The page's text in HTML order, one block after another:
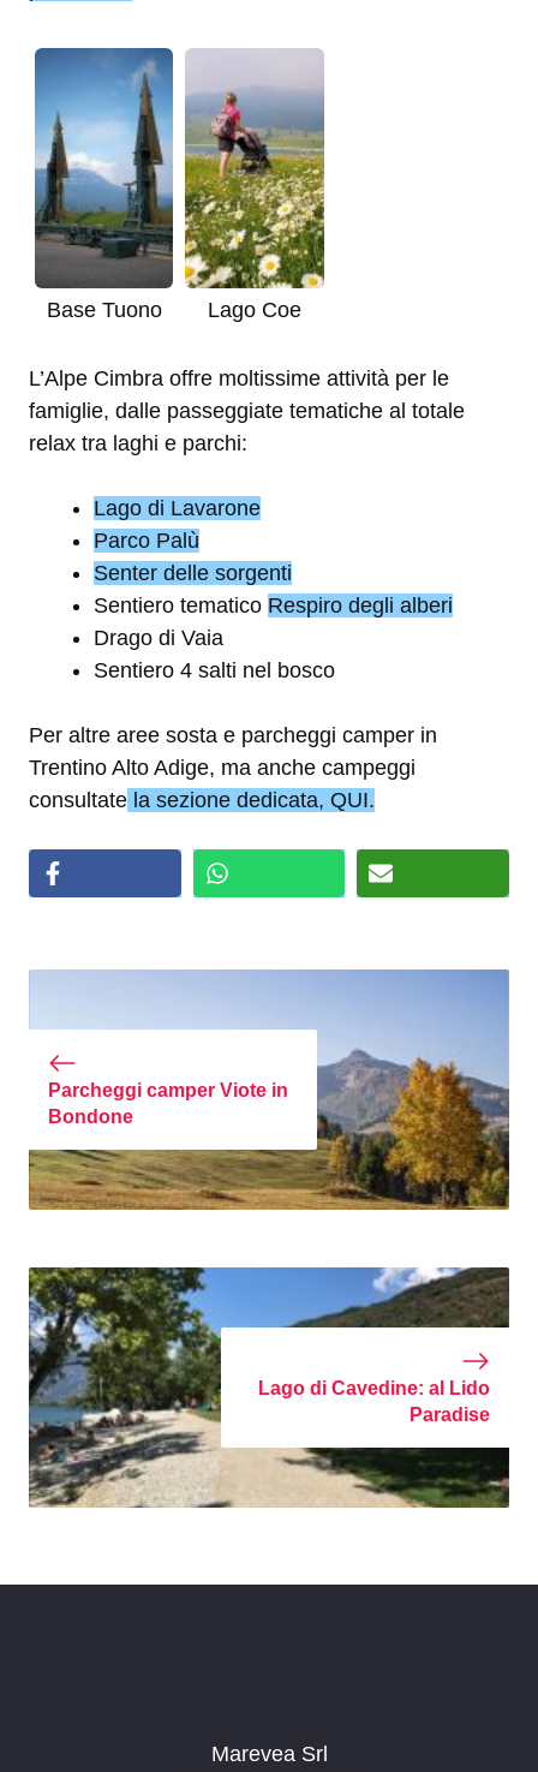
Base Tuono Lago Coe
L’Alpe Cimbra offre moltissime attività per le
famiglie, dalle passeggiate tematiche al totale
relax tra laghi e parchi:
Lago di Lavarone
Parco Palù
Senter delle sorgenti
Sentiero tematico Respiro degli alberi
Drago di Vaia
Sentiero 4 salti nel bosco
Per altre aree sosta e parcheggi camper in
Trentino Alto Adige, ma anche campeggi
consultate la sezione dedicata, QUI.
Parcheggi camper Viote in
Bondone
Lago di Cavedine: al Lido
Paradise
Marevea Srl